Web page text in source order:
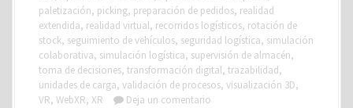
paletización, picking, preparación de pedidos, realidad
extendida, realidad virtual, recorridos logísticos, rotación de
stock, seguimiento de vehículos, seguridad logística, simulación
colaborativa, simulación logística, supervisión de almacén,
toma de decisiones, transformación digital, trazabilidad,
unidades de carga, validación de procesos, visualización 3D,
VR, WebXR, XR Deja un comentario